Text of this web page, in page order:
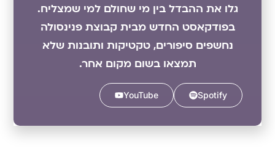
גלו את ההבדל בין מי שחולם למי שמצליח.
בפודקאסט החדש מבית קבוצת פנינסולה
נחשפים סיפורים, טקטיקות ותובנות שלא
תמצאו בשום מקום אחר.
Spotify
YouTube